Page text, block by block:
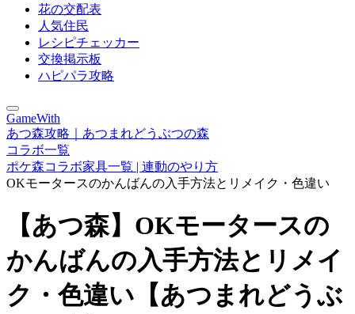
花の交配表
人気住民
レシピチェッカー
交換掲示板
ハピパラ攻略
GameWith
あつ森攻略｜あつまれどうぶつの森
コラボ一覧
ポケ森コラボ家具一覧 | 連動のやり方
OKモータースのかんばんの入手方法とリメイク・色違い
【あつ森】OKモータースの
かんばんの入手方法とリメイ
ク・色違い【あつまれどうぶ